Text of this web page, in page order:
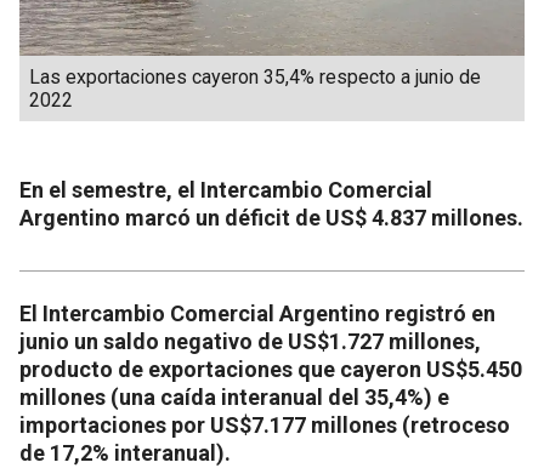
Las exportaciones cayeron 35,4% respecto a junio de
2022
En el semestre, el Intercambio Comercial
Argentino marcó un déficit de US$ 4.837 millones.
El Intercambio Comercial Argentino registró en
junio un saldo negativo de US$1.727 millones,
producto de exportaciones que cayeron US$5.450
millones (una caída interanual del 35,4%) e
importaciones por US$7.177 millones (retroceso
de 17,2% interanual).